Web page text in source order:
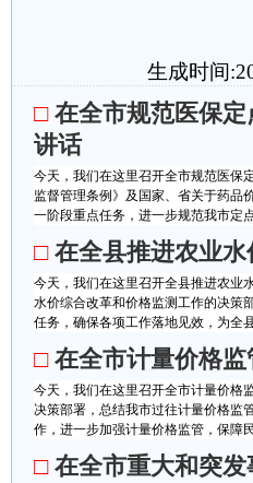
生成时间
□ 在全市规范医保
讲话
今天，我们在这里召开全市规范医保
监督管理条例》及国家、省关于药品
一阶段重点任务，进一步规范我市定
□ 在全县推进农业
今天，我们在这里召开全县推进农业
水价综合改革和价格监测工作的决策
任务，确保各项工作落地见效，为全
□ 在全市计量价格
今天，我们在这里召开全市计量价格
决策部署，总结我市过往计量价格监
作，进一步加强计量价格监管，保障
□ 在全市重大和突